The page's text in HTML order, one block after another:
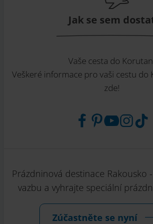
Jak se sem
Vaše cesta do Korutan.
Veškeré informace pro vaši cestu do
zde!
Prázdninová destinace Rakousko
vazbu a vyhrajte speciální
Zúčastněte se nyní